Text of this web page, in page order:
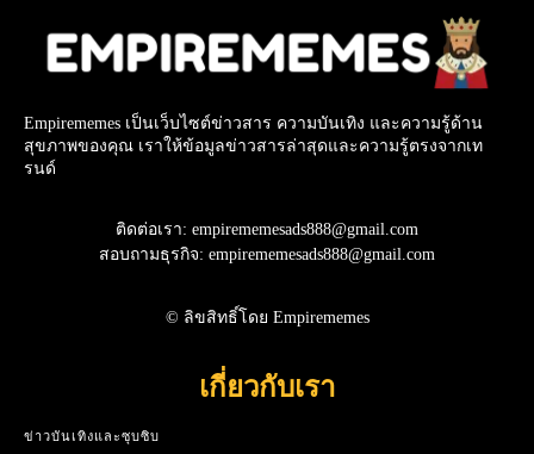
Empirememes เป็นเว็บไซต์ข่าวสาร ความบันเทิง และความรู้ด้าน
สุขภาพของคุณ เราให้ข้อมูลข่าวสารล่าสุดและความรู้ตรงจากเท
รนด์
ติดต่อเรา: empirememesads888@gmail.com
สอบถามธุรกิจ: empirememesads888@gmail.com
© ลิขสิทธิ์โดย Empirememes
เกี่ยวกับเรา
ข่าวบันเทิงและซุบซิบ